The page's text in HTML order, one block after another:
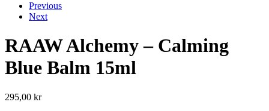
Previous
Next
RAAW Alchemy – Calming
Blue Balm 15ml
295,00 kr